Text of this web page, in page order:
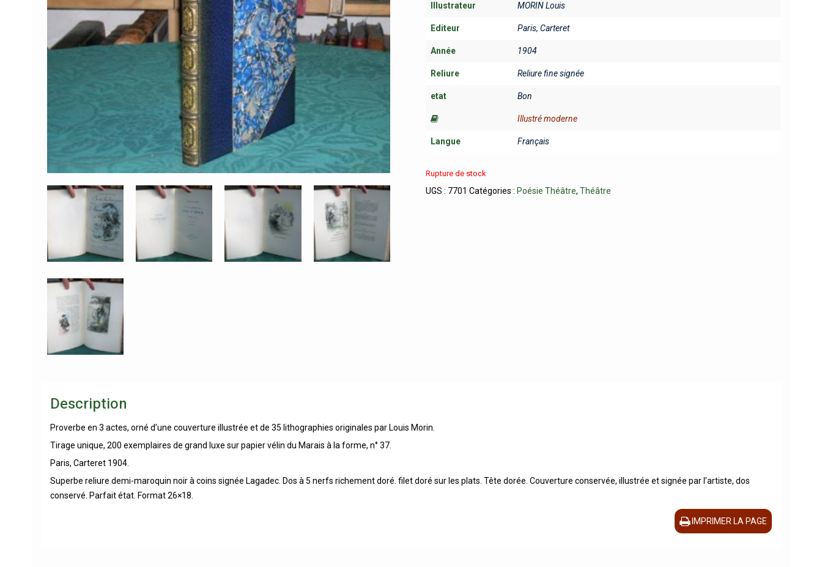
Illustrateur MORIN Louis
Editeur Paris, Carteret
Année 1904
Reliure Reliure fine signée
etat Bon
Illustré moderne
Langue Français
Rupture de stock
UGS : 7701 Catégories : Poésie Théâtre,Théâtre
Description
Proverbe en 3 actes, orné d’une couverture illustrée et de 35 lithographies originales par Louis Morin.
Tirage unique, 200 exemplaires de grand luxe sur papier vélin du Marais à la forme, n° 37.
Paris, Carteret 1904.
Superbe reliure demi-maroquin noir à coins signée Lagadec. Dos à 5 nerfs richement doré. filet doré sur les plats. Tête dorée. Couverture conservée, illustrée et signée par l’artiste, dos
conservé. Parfait état. Format 26×18.
IMPRIMER LA PAGE